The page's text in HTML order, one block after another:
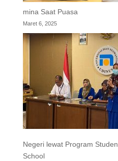
mina Saat Puasa
Maret 6, 2025
Negeri lewat Program
School